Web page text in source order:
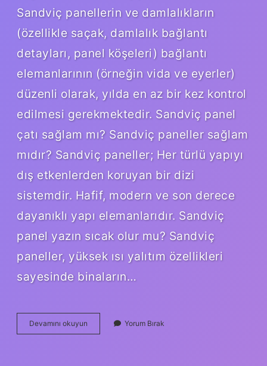
Sandviç panellerin ve damlalıkların
(özellikle saçak, damlalık bağlantı
detayları, panel köşeleri) bağlantı
elemanlarının (örneğin vida ve eyerler)
düzenli olarak, yılda en az bir kez kontrol
edilmesi gerekmektedir. Sandviç panel
çatı sağlam mı? Sandviç paneller sağlam
mıdır? Sandviç paneller; Her türlü yapıyı
dış etkenlerden koruyan bir dizi
sistemdir. Hafif, modern ve son derece
dayanıklı yapı elemanlarıdır. Sandviç
panel yazın sıcak olur mu? Sandviç
paneller, yüksek ısı yalıtım özellikleri
sayesinde binaların…
Devamını okuyun Sandviç
Panel
Yorum Bırak